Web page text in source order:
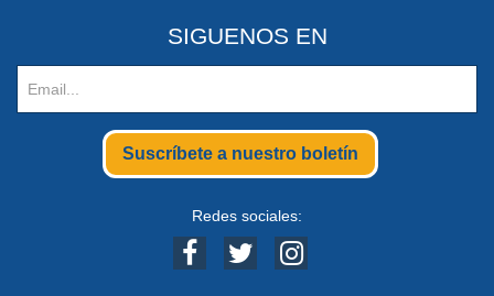
SIGUENOS EN
Suscríbete a nuestro boletín
Redes sociales: